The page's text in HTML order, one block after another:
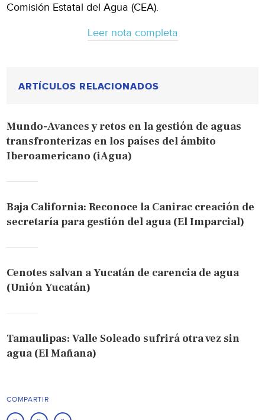
Comisión Estatal del Agua (CEA).
Leer nota completa
ARTÍCULOS RELACIONADOS
Mundo-Avances y retos en la gestión de aguas
transfronterizas en los países del ámbito
Iberoamericano (iAgua)
Baja California: Reconoce la Canirac creación de
secretaría para gestión del agua (El Imparcial)
Cenotes salvan a Yucatán de carencia de agua
(Unión Yucatán)
Tamaulipas: Valle Soleado sufrirá otra vez sin
agua (El Mañana)
COMPARTIR